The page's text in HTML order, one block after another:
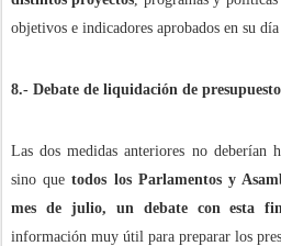
objetivos e indicadores aprobados en su
8.- Debate de liquidación de
Las dos medidas anteriores no deberían
sino quetodos los Parlamentos y
mes de julio, un debate con esta
información muy útil para preparar los